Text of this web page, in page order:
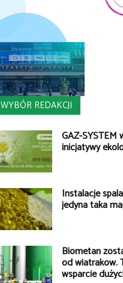
WYBÓR REDAKCJI
GAZ-SYSTEM
inicjatywy
Instalacje
jedyna taka
Biometan
od wiatraków.
wsparcie